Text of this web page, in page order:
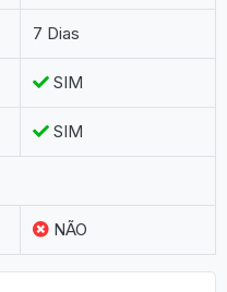
7 Dias
SIM
SIM
NÃO